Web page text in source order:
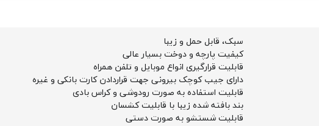
سبک، قابل حمل و زیبا
کیفیت پارچه و دوخت بسیار عالی
قابلیت قرارگیری انواع موبایل و تلفن همراه
دارای جیب کوچک بیرونی جهت قراردادن کارت بانکی و غیره
قابلیت استفاده به صورت رودوشی و کراس بادی
بند بافته شده زیبا با قابلیت کشسان
قابلیت شستشو به صورت دستی